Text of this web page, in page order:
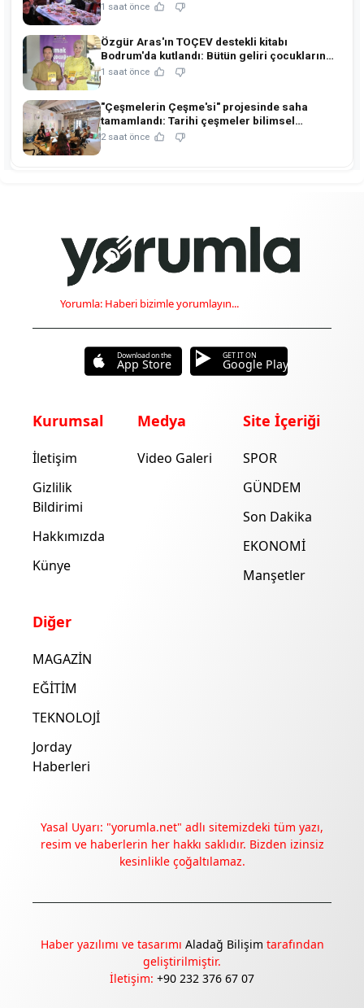
1 saat önce
Özgür Aras'ın TOÇEV destekli kitabı
Bodrum'da kutlandı: Bütün geliri çocukların
eğitimine!
1 saat önce
"Çeşmelerin Çeşme'si" projesinde saha
tamamlandı: Tarihi çeşmeler bilimsel
restorasyonla ihya edilecek!
2 saat önce
Yorumla: Haberi bizimle yorumlayın...
Download on the
App Store
GET IT ON
Google Play
Kurumsal
İletişim
Gizlilik
Bildirimi
Hakkımızda
Künye
Medya
Video Galeri
Site İçeriği
SPOR
GÜNDEM
Son Dakika
EKONOMİ
Manşetler
Diğer
MAGAZİN
EĞİTİM
TEKNOLOJİ
Jorday
Haberleri
Yasal Uyarı: "yorumla.net" adlı sitemizdeki tüm yazı,
resim ve haberlerin her hakkı saklıdır. Bizden izinsiz
kesinlikle çoğaltılamaz.
Haber yazılımı ve tasarımı Aladağ Bilişim tarafından
geliştirilmiştir.
İletişim: +90 232 376 67 07